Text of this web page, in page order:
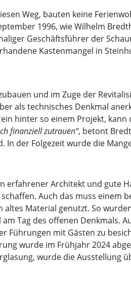
Weg, bauten keine
1996, wie Wilhelm
Geschäftsführer der
Kastenmangel in
und im Zuge der
als technisches Denkmal
hinter so einem Projekt,
finanziell zutrauen“, betont
In der Folgezeit wurde die
erfahrener Architekt und gute
Auch das muss einem
Material genutzt. So
Tag des offenen Denkmals.
Führungen mit Gästen zu
wurde im Frühjahr 2024
wurde die Ausstellung